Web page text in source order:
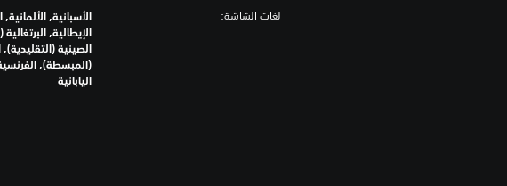
لغات الشاشة:
الأسبانية, الألمانية,
الإيطالية,
الصينية (التقليدية),
(المبسطة),
اليابانية